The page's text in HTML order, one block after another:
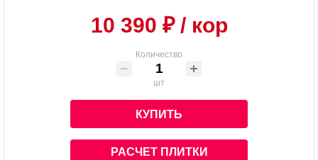
10 390 ₽/ кор
Количество
шт
КУПИТЬ
РАСЧЕТ ПЛИТКИ